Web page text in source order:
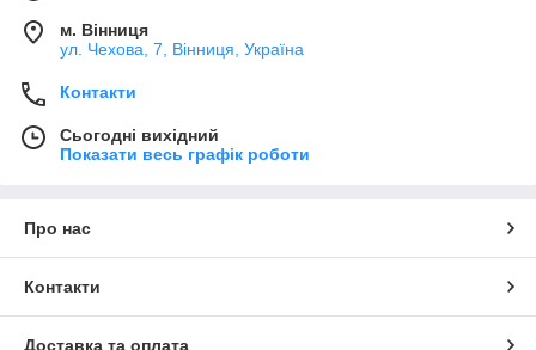
м. Вінниця
ул. Чехова, 7, Вінниця, Україна
Контакти
Сьогодні вихідний
Показати весь графік роботи
Про нас
Контакти
Доставка та оплата